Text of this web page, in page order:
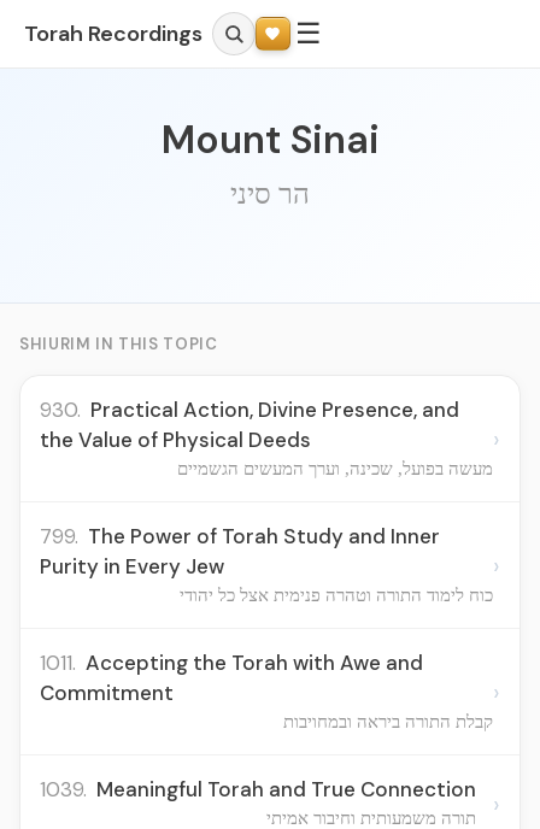
Torah Recordings ☰
Mount Sinai
הר סיני
SHIURIM IN THIS TOPIC
930. Practical Action, Divine Presence, and
the Value of Physical Deeds
מעשה בפועל, שכינה, וערך המעשים הגשמיים
›
799. The Power of Torah Study and Inner
Purity in Every Jew
כוח לימוד התורה וטהרה פנימית אצל כל יהודי
›
1011. Accepting the Torah with Awe and
Commitment
קבלת התורה ביראה ובמחויבות
›
1039. Meaningful Torah and True Connection
תורה משמעותית וחיבור אמיתי ›